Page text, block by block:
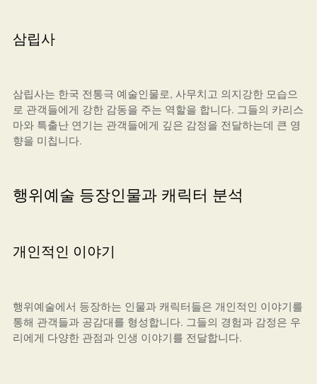
삼립사
삼립사는 한국 전통극 예술인물로, 사무치고 의지강한 모습으
로 관객들에게 강한 감동을 주는 역할을 합니다. 그들의 카리스
마와 특출난 연기는 관객들에게 깊은 감정을 전달하는데 큰 영
향을 미칩니다.
행위예술 등장인물과 캐릭터 분석
개인적인 이야기
행위예술에서 등장하는 인물과 캐릭터들은 개인적인 이야기를
통해 관객들과 공감대를 형성합니다. 그들의 경험과 감정은 우
리에게 다양한 관점과 인생 이야기를 전달합니다.